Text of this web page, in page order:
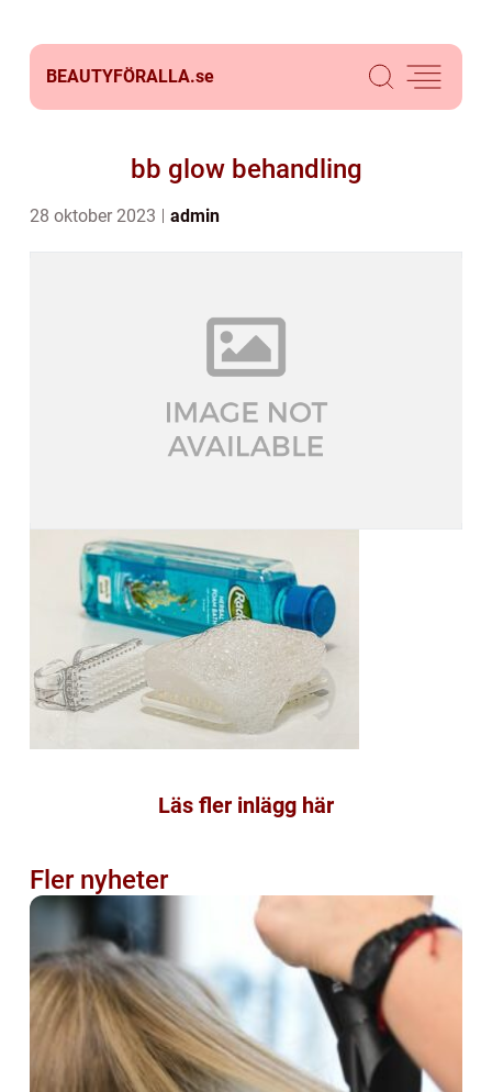
BEAUTYFÖRALLA.se
bb glow behandling
28 oktober 2023 admin
Läs fler inlägg här
Fler nyheter